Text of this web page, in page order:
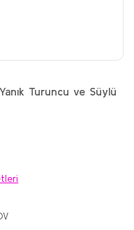
Turuncu ve Süylü